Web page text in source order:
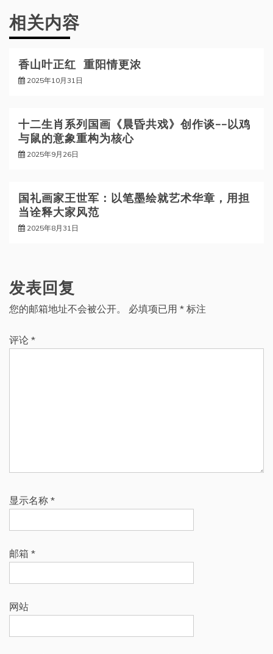
相关内容
香山叶正红 重阳情更浓
2025年10月31日
十二生肖系列国画《晨昏共戏》创作谈——以鸡
与鼠的意象重构为核心
2025年9月26日
国礼画家王世军：以笔墨绘就艺术华章，用担
当诠释大家风范
2025年8月31日
发表回复
您的邮箱地址不会被公开。 必填项已用 * 标注
评论 *
显示名称 *
邮箱 *
网站